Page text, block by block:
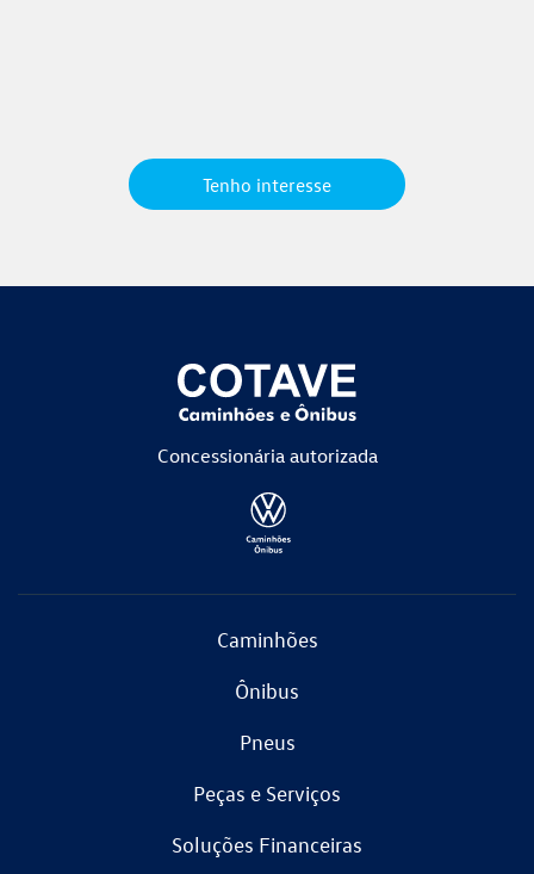
Tenho interesse
Concessionáriaautorizada
Caminhões
Ônibus
Pneus
Peças e Serviços
Soluções Financeiras